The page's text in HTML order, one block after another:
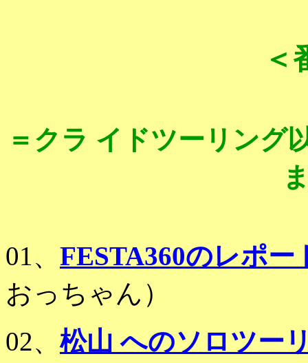
＜
＝クラ イドツーリング
01、 FESTA360のレポー
おっちゃん）
02、 松山 へのソロツー